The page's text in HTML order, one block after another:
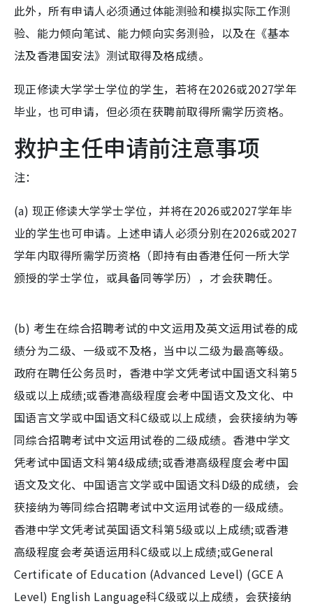
此外，所有申请人必须通过体能测验和模拟实际工作测
验、能力倾向笔试、能力倾向实务测验，以及在《基本
法及香港国安法》测试取得及格成绩。
现正修读大学学士学位的学生，若将在2026或2027学年
毕业，也可申请，但必须在获聘前取得所需学历资格。
救护主任申请前注意事项
注：
(a) 现正修读大学学士学位，并将在2026或2027学年毕
业的学生也可申请。上述申请人必须分别在2026或2027
学年内取得所需学历资格（即持有由香港任何一所大学
颁授的学士学位，或具备同等学历），才会获聘任。
(b) 考生在综合招聘考试的中文运用及英文运用试卷的成
绩分为二级、一级或不及格，当中以二级为最高等级。
政府在聘任公务员时，香港中学文凭考试中国语文科第5
级或以上成绩;或香港高级程度会考中国语文及文化、中
国语言文学或中国语文科C级或以上成绩，会获接纳为等
同综合招聘考试中文运用试卷的二级成绩。香港中学文
凭考试中国语文科第4级成绩;或香港高级程度会考中国
语文及文化、中国语言文学或中国语文科D级的成绩，会
获接纳为等同综合招聘考试中文运用试卷的一级成绩。
香港中学文凭考试英国语文科第5级或以上成绩;或香港
高级程度会考英语运用科C级或以上成绩;或General
Certificate of Education (Advanced Level) (GCE A
Level) English Language科C级或以上成绩，会获接纳